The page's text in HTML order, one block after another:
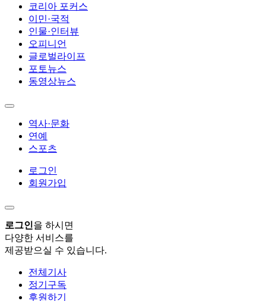
코리아 포커스
이민·국적
인물·인터뷰
오피니언
글로벌라이프
포토뉴스
동영상뉴스
역사·문화
연예
스포츠
로그인
회원가입
로그인을 하시면
다양한 서비스를
제공받으실 수 있습니다.
전체기사
정기구독
후원하기